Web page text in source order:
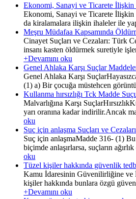
Ekonomi, Sanayi ve Ticarete İlişkin
Ekonomi, Sanayi ve Ticarete İlişkin
da kiralamalara ilişkin ihaleler ile
Meşru Müdafaa Kapsamında
Cinayet Suçları ve Cezaları: Türk
insanı kasten öldürmek suretiyle
+Devamını oku
Genel Ahlaka Karşı Suçlar
Genel Ahlaka Karşı
(1) a) Bir çocuğa müstehcen
Kullanma hırsızlığı Tck Madde
Malvarlığına Karşı
yarı oranına kadar indirilir.Ancak
oku
Suç için anlaşma Suçları ve
Suç için anlaşmaMadde 316- (1)
biçimde anlaşırlarsa, suçların
oku
Tüzel kişiler hakkında güvenlik
Kamu İdaresinin Güvenilirliğine ve
kişiler hakkında bunlara özgü
+Devamını oku